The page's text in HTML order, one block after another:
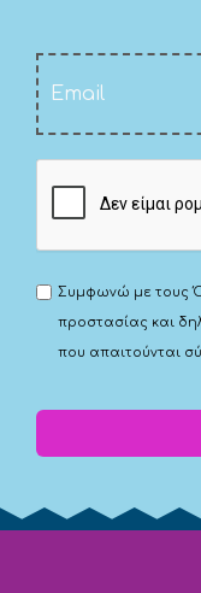
Συμφωνώ με τους
προστασίας και
που απαιτούνται